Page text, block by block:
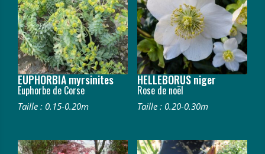
EUPHORBIA myrsinites
Euphorbe de Corse
Taille : 0.15-0.20m
HELLEBORUS niger
Rose de noël
Taille : 0.20-0.30m